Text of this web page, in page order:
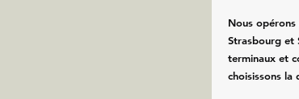
Nous
Strasbourg et
terminaux et
choisissons la